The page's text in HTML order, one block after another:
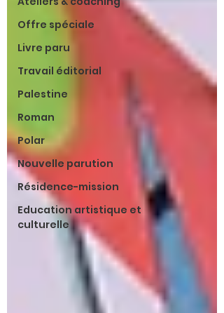
Offre spéciale
Livre paru
Travail éditorial
Palestine
Roman
Polar
Nouvelle parution
Résidence-mission
Education artistique et
culturelle